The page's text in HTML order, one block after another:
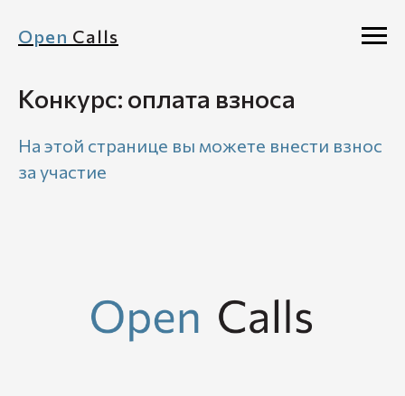
Open Calls
Конкурс: оплата взноса
На этой странице вы можете внести взнос
за участие